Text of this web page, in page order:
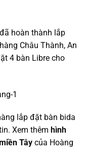
hoàn thành lắp
Châu Thành, An
4 bàn Libre cho
lắp đặt bàn bida
Xem thêm hình
Tây của Hoàng